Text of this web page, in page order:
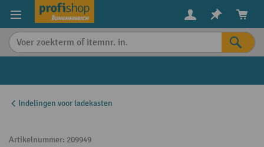
content
Indelingen voor ladekasten
Artikelnummer: 209949